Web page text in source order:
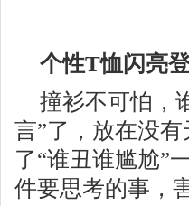
个性T恤闪亮
撞衫不可怕，
言”了，放在没
了“谁丑谁尴尬”
件要思考的事，